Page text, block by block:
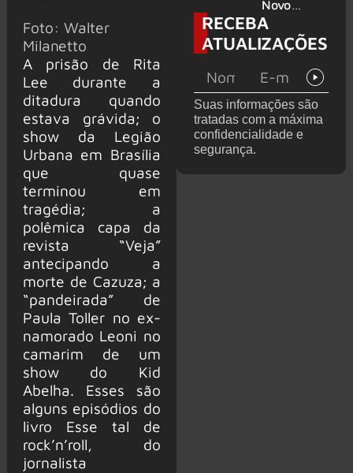
Foto: Walter
Milanetto
A prisão de Rita
Lee durante a
ditadura quando
estava grávida; o
show da Legião
Urbana em Brasília
que quase
terminou em
tragédia; a
polêmica capa da
revista “Veja”
antecipando a
morte de Cazuza; a
“pandeirada” de
Paula Toller no ex-
namorado Leoni no
camarim de um
show do Kid
Abelha. Esses são
alguns episódios do
livro Esse tal de
rock’n’roll, do
jornalista
possibilida
de de
deixar os
palcos
Novo
single
‘Welcome
To Life’ é
RECEBA
ATUALIZAÇÕES
Suas informações são
tratadas com a máxima
confidencialidade e
segurança.